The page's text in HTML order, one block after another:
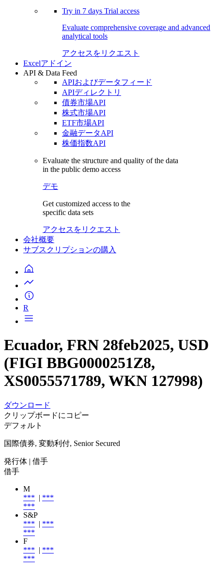
Try in 7 days Trial access
Evaluate comprehensive coverage and advanced
analytical tools
アクセスをリクエスト
Excelアドイン
API & Data Feed
APIおよびデータフィード
APIディレクトリ
債券市場API
株式市場API
ETF市場API
金融データAPI
株価指数API
Evaluate the structure and quality of the data
in the public demo access
デモ
Get customized access to the
specific data sets
アクセスをリクエスト
会社概要
サブスクリプションの購入
R
Ecuador, FRN 28feb2025, USD
(FIGI BBG0000251Z8,
XS0055571789, WKN 127998)
ダウンロード
クリップボードにコピー
デフォルト
国際債券, 変動利付, Senior Secured
発行体 | 借手
借手
M
*** | ***
***
S&P
*** | ***
***
F
*** | ***
***